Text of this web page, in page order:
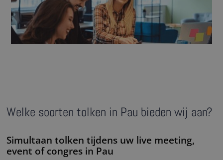
Welke soorten tolken in Pau bieden wij aan?
Simultaan tolken tijdens uw live meeting,
event of congres in Pau